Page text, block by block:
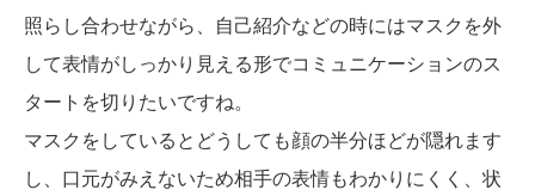
照らし合わせながら、自己紹介などの時にはマスクを外
して表情がしっかり見える形でコミュニケーションのス
タートを切りたいですね。
マスクをしているとどうしても顔の半分ほどが隠れます
し、口元がみえないため相手の表情もわかりにくく、状